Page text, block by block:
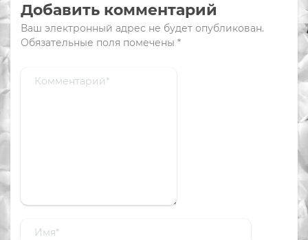
Добавить комментарий
Ваш электронный адрес не будет опубликован.
Обязательные поля помечены *